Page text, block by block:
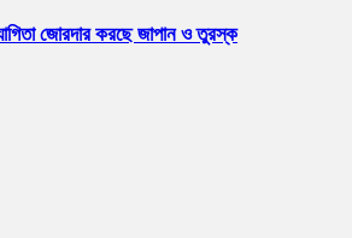
জোরদার করছে জাপান ও তুরস্ক